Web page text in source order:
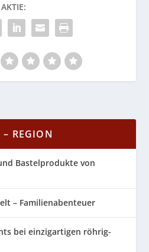
AKTIE:
REGION
Bastelprodukte von
– Familienabenteuer
bei einzigartigen röhrig-